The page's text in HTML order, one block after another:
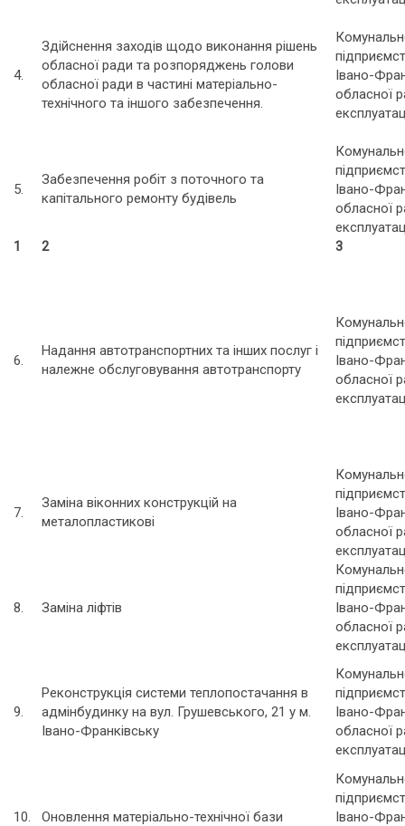
4.
Здійснення заходів щодо виконання рішень
обласної ради та розпоряджень голови
обласної ради в частині матеріально-
технічного та іншого забезпечення.
Івано-
обласної
5.
Забезпечення робіт з поточного та
капітального ремонту будівель
Івано-
обласної
1
2 3
6.
Надання автотранспортних та інших послуг і
належне обслуговування автотранспорту
Івано-
обласної
7.
Заміна віконних конструкцій на
металопластикові
Івано-
обласної
8. Заміна ліфтів
Івано-
обласної
9.
Реконструкція системи теплопостачання в
адмінбудинку на вул. Грушевського, 21 у м.
Івано-Франківську
Івано-
обласної
10. Оновлення матеріально-технічної бази
Івано-